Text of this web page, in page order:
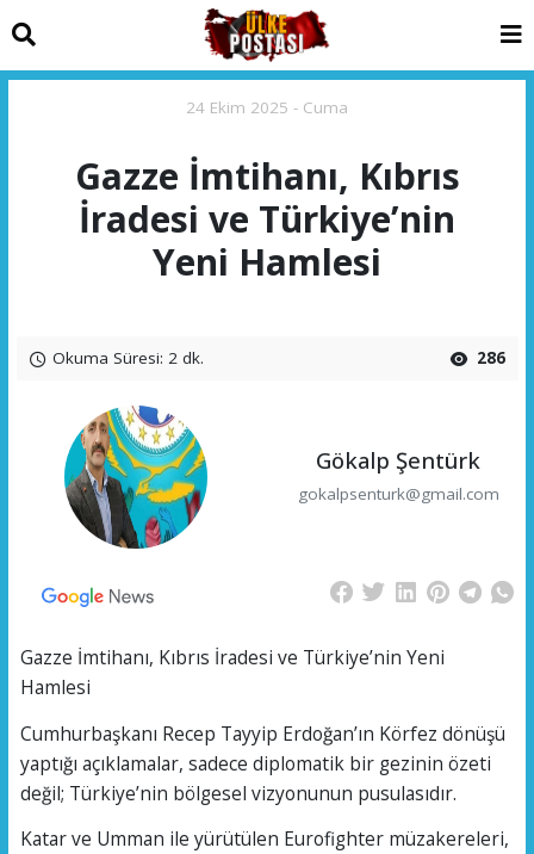
24 Ekim 2025 - Cuma
Gazze İmtihanı, Kıbrıs
İradesi ve Türkiye’nin
Yeni Hamlesi
Okuma Süresi: 2 dk. 286
Gökalp Şentürk
gokalpsenturk@gmail.com
Gazze İmtihanı, Kıbrıs İradesi ve Türkiye’nin Yeni
Hamlesi
Cumhurbaşkanı Recep Tayyip Erdoğan’ın Körfez dönüşü
yaptığı açıklamalar, sadece diplomatik bir gezinin özeti
değil; Türkiye’nin bölgesel vizyonunun pusulasıdır.
Katar ve Umman ile yürütülen Eurofighter müzakereleri,